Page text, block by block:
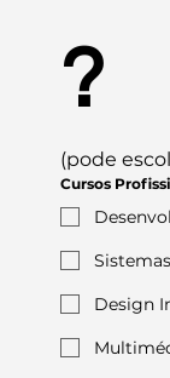
?
(pode
Cursos
Design